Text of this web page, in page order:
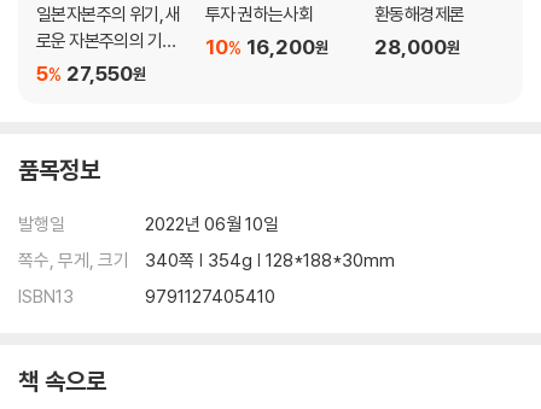
10) 시장경제화와 선진국의 지원
6. 디지털 이코노미의 확대 · 심화
3) 정보화와 고용, 소득
5) 디지털 이코노미의 확대
6) 디지털 이코노미의 심화
7) 거대 플랫포머의 출현
8) 미중의 기술 패권 마찰
일본자본주의 위기, 새
로운 자본주의의 기회
인가?27,550원
5%
투자 권하는사회
16,200원
10%
환동해경제론
28,000원
품목정보
발행일
2022년 06월 10일
쪽수, 무게, 크기
340쪽 | 354g | 128*188*30mm
ISBN13
9791127405410
책 속으로